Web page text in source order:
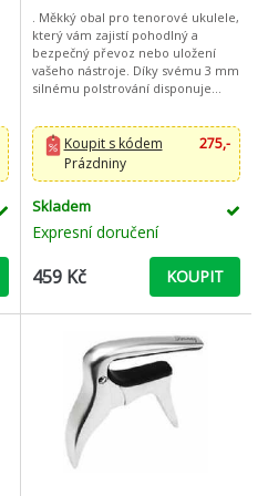
. Měkký obal pro tenorové ukulele,
který vám zajistí pohodlný a
bezpečný převoz nebo uložení
vašeho nástroje. Díky svému 3 mm
silnému polstrování disponuje
je schopen ochránit ukulele ja
Koupit s kódem
275,-
Prázdniny
Skladem
Expresní doručení
459 Kč KOUPIT